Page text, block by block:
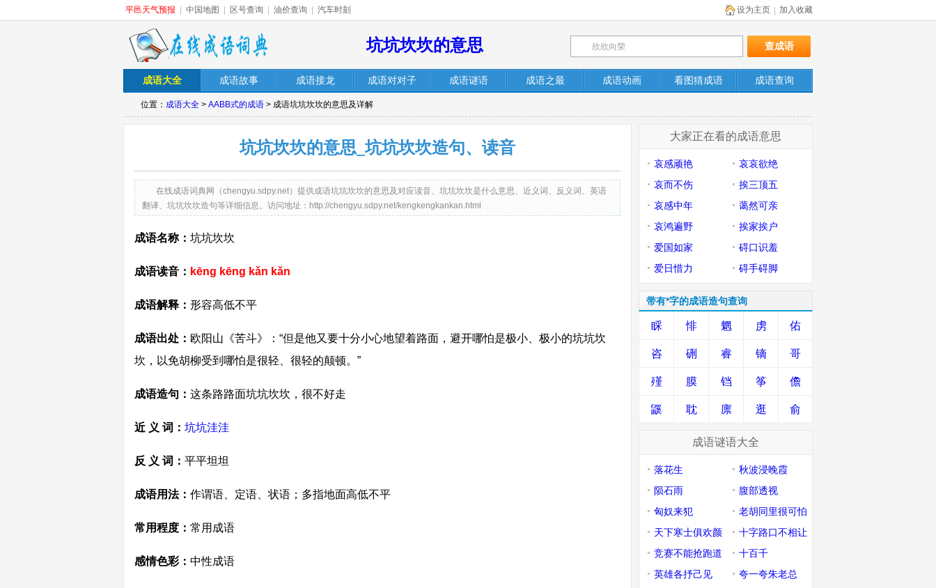
平邑天气预报 中国地图 区号查询 油价查询 汽车时刻 加入收藏
设为主页
坑坑坎坎的意思
成语大全 成语故事 成语接龙 成语对对子 成语谜语 成语之最 成语动画 看图猜成语 成语查询
位置： 成语大全 > AABB式的成语 > 成语坑坑坎坎的意思及详解
坑坑坎坎的意思_坑坑坎坎造句、读音
在线成语词典网（chengyu.sdpy.net）提供成语坑坑坎坎的意思及对应读音、坑坑坎坎是什么意思、近义词、反义词、英语
翻译、坑坑坎坎造句等详细信息。访问地址：http://chengyu.sdpy.net/kengkengkankan.html
成语名称： 坑坑坎坎
成语读音： kēng kēng kǎn kǎn
成语解释： 形容高低不平
成语出处： 欧阳山《苦斗》：“但是他又要十分小心地望着路面，避开哪怕是极小、极小的坑坑坎
坎，以免胡柳受到哪怕是很轻、很轻的颠顿。”
成语造句： 这条路路面坑坑坎坎，很不好走
近 义 词： 坑坑洼洼
反 义 词： 平平坦坦
成语用法： 作谓语、定语、状语；多指地面高低不平
常用程度： 常用成语
感情色彩： 中性成语
大家正在看的成语意思
哀感顽艳
哀哀欲绝
哀而不伤
挨三顶五
哀感中年
蔼然可亲
哀鸿遍野
挨家挨户
爱国如家
碍口识羞
爱日惜力
碍手碍脚
带有*字的成语造句查询
睬 悱 魍 虏 佑
咨 硎 睿 镝 哥
殣 膜 铛 筝 儋
鼷 耽 廪 逛 俞
成语谜语大全
落花生
秋波浸晚霞
陨石雨
腹部透视
匈奴来犯
老胡同里很可怕
天下寒士俱欢颜
十字路口不相让
竞赛不能抢跑道
十百千
英雄各抒己见
夸一夸朱老总